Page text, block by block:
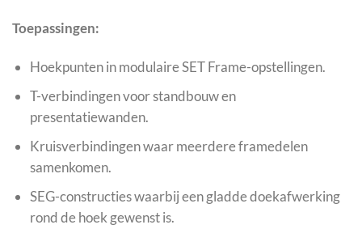
Toepassingen:
Hoekpunten in modulaire SET Frame-opstellingen.
T-verbindingen voor standbouw en
presentatiewanden.
Kruisverbindingen waar meerdere framedelen
samenkomen.
SEG-constructies waarbij een gladde doekafwerking
rond de hoek gewenst is.